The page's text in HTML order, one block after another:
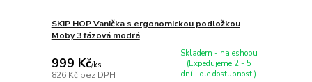
SKIP HOP Vanička s ergonomickou podložkou
Moby 3 fázová modrá
999 Kč/ks
826 Kč bez DPH
Skladem - na eshopu
(Expedujeme 2 - 5
dní - dle dostupnosti)